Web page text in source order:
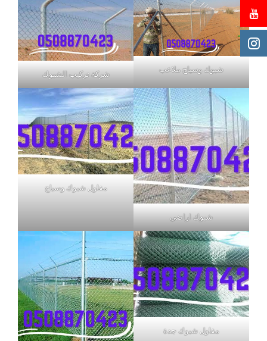
شبوك وسياج ملاعب شركة تركيب الشبوك
شبوك اراضي
مقاول شبوك وسياج
مقاول شبوك جدة